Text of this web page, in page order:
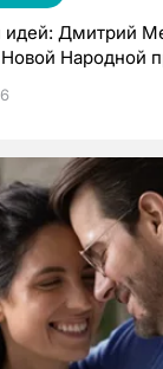
идей: Дмитрий
Новой Народной